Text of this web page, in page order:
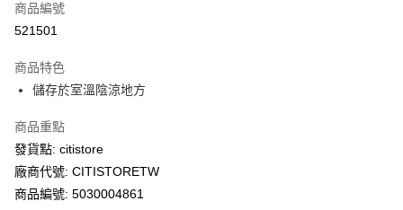
AlipayHK
WeChat Pay
送貨方式
送貨上門 (不支援順豐自取點及智能櫃)
商品編號
521501
商品特色
儲存於室溫陰涼地方
商品重點
發貨點: citistore
廠商代號: CITISTORETW
商品編號: 5030004861